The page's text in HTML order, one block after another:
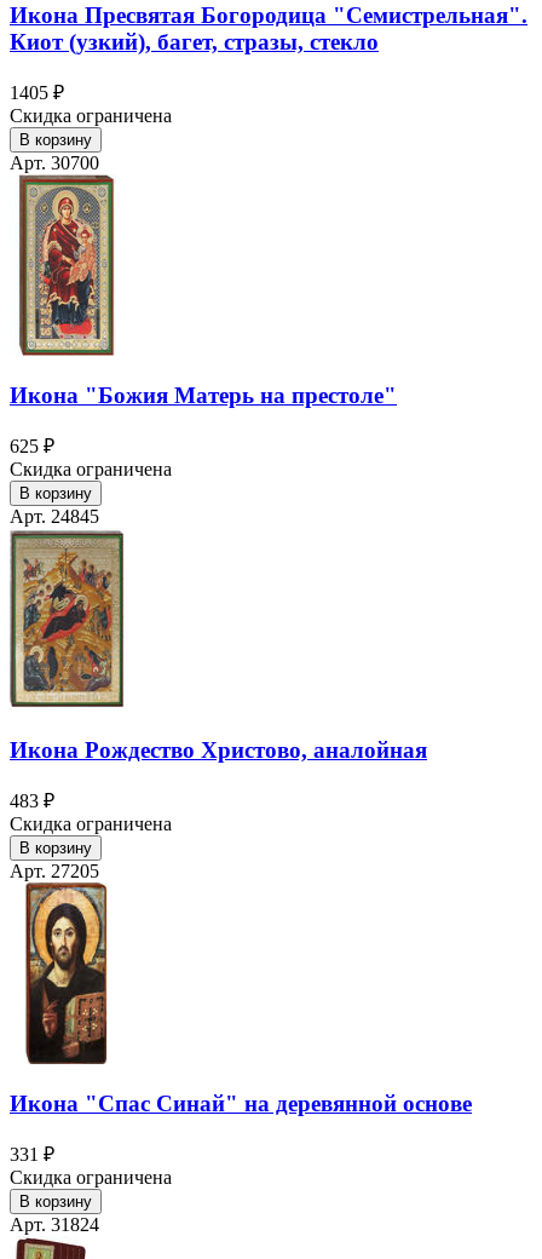
Икона Пресвятая Богородица "Семистрельная".
Киот (узкий), багет, стразы, стекло
1405 ₽
Скидка ограничена
В корзину
Арт. 30700
Икона "Божия Матерь на престоле"
625 ₽
Скидка ограничена
В корзину
Арт. 24845
Икона Рождество Христово, аналойная
483 ₽
Скидка ограничена
В корзину
Арт. 27205
Икона "Спас Синай" на деревянной основе
331 ₽
Скидка ограничена
В корзину
Арт. 31824